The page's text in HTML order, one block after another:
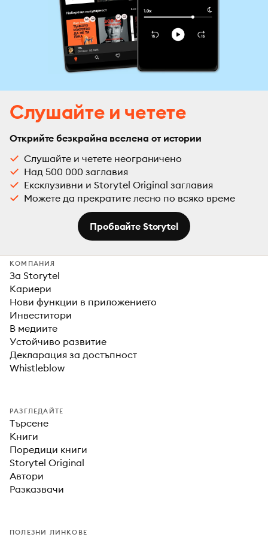
Слушайте и четете
Открийте безкрайна вселена от истории
Слушайте и четете неограничено
Над 500 000 заглавия
Ексклузивни и Storytel Original заглавия
Можете да прекратите лесно по всяко време
Пробвайте Storytel
КОМПАНИЯ
За Storytel
Кариери
Нови функции в приложението
Инвеститори
В медиите
Устойчиво развитие
Декларация за достъпност
Whistleblow
РАЗГЛЕДАЙТЕ
Търсене
Книги
Поредици книги
Storytel Original
Автори
Разказвачи
ПОЛЕЗНИ ЛИНКОВЕ